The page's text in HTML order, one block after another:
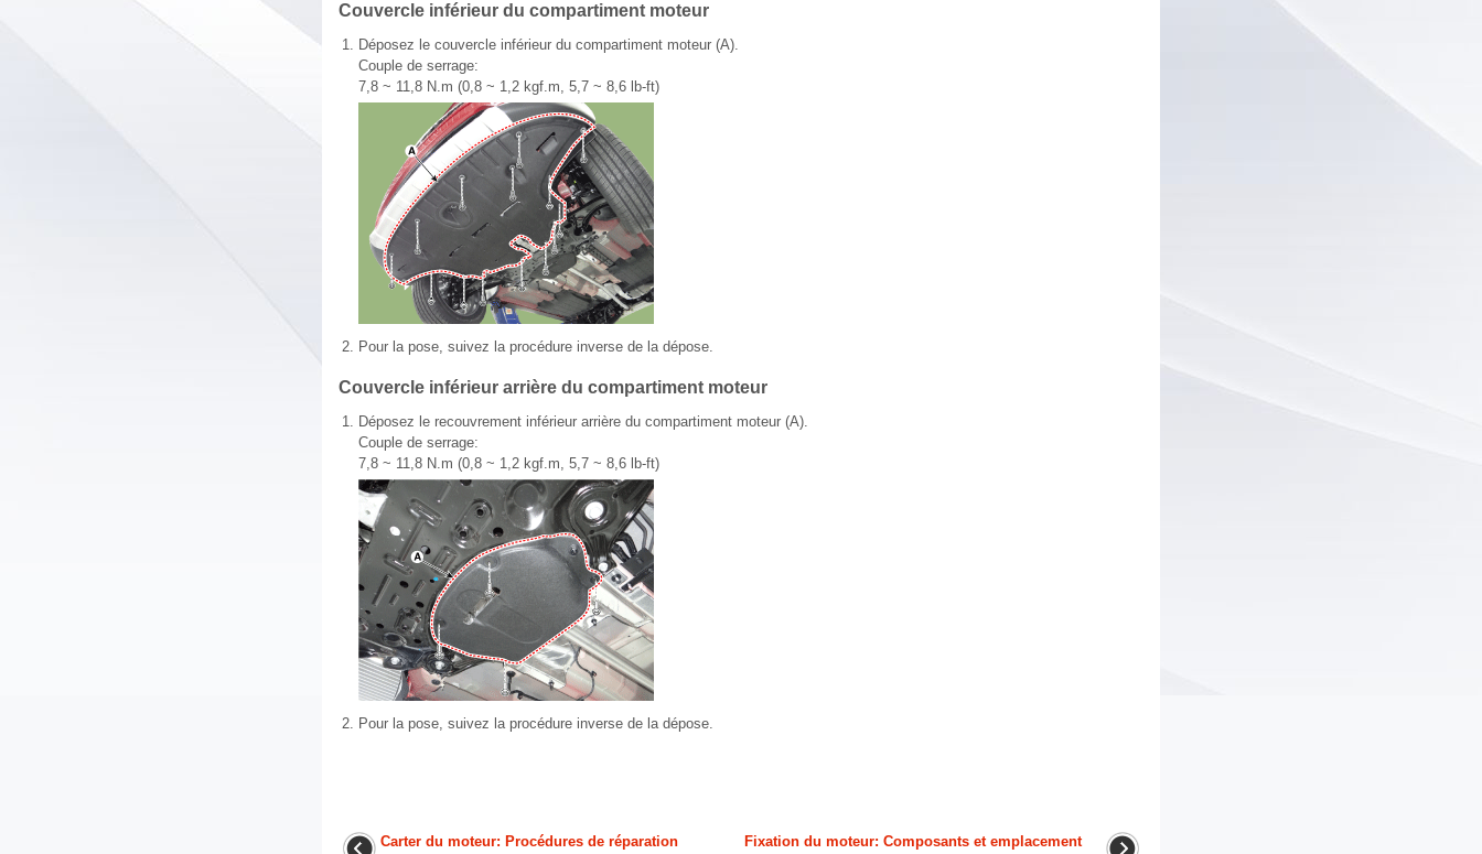
Couvercle inférieur du compartiment moteur
1. Déposez le couvercle inférieur du compartiment moteur (A).
Couple de serrage:
7,8 ~ 11,8 N.m (0,8 ~ 1,2 kgf.m, 5,7 ~ 8,6 lb-ft)
2. Pour la pose, suivez la procédure inverse de la dépose.
Couvercle inférieur arrière du compartiment moteur
1. Déposez le recouvrement inférieur arrière du compartiment moteur (A).
Couple de serrage:
7,8 ~ 11,8 N.m (0,8 ~ 1,2 kgf.m, 5,7 ~ 8,6 lb-ft)
2. Pour la pose, suivez la procédure inverse de la dépose.
Carter du moteur: Procédures de réparation Fixation du moteur: Composants et emplacement